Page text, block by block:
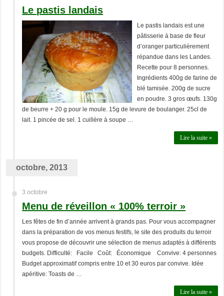
Le pastis landais
Le pastis landais est une
pâtisserie à base de fleur
d’oranger particulièrement
répandue dans les Landes.
Recette pour 8 personnes.
Ingrédients 400g de farine de
blé tamisée. 200g de sucre
en poudre. 3 gros œufs. 130g
de beurre + 20 g pour le moule. 15g de levure de boulanger. 25cl de
lait. 1 pincée de sel. 1 cuillère à soupe …
Lire la suite »
octobre, 2013
3 octobre
Menu de réveillon « 100% terroir »
Les fêtes de fin d’année arrivent à grands pas. Pour vous accompagner
dans la préparation de vos menus festifs, le site des produits du terroir
vous propose de découvrir une sélection de menus adaptés à différents
budgets. Difficulté: Facile Coût: Économique Convive: 4 personnes
Budget approximatif compris entre 10 et 30 euros par convive. Idée
apéritive: Toasts de …
Lire la suite »